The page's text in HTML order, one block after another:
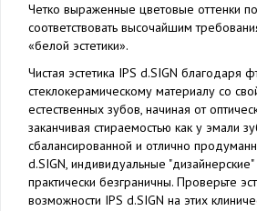
Четко выраженные цветовые оттенки
соответствовать высочайшим
«белой эстетики».
Чистая эстетика IPS d.SIGN благодаря
стеклокерамическому материалу со
естественных зубов, начиная от
заканчивая стираемостью как у эмали
сбалансированной и отлично
d.SIGN, индивидуальные
практически безграничны. Проверьте
возможности IPS d.SIGN на этих